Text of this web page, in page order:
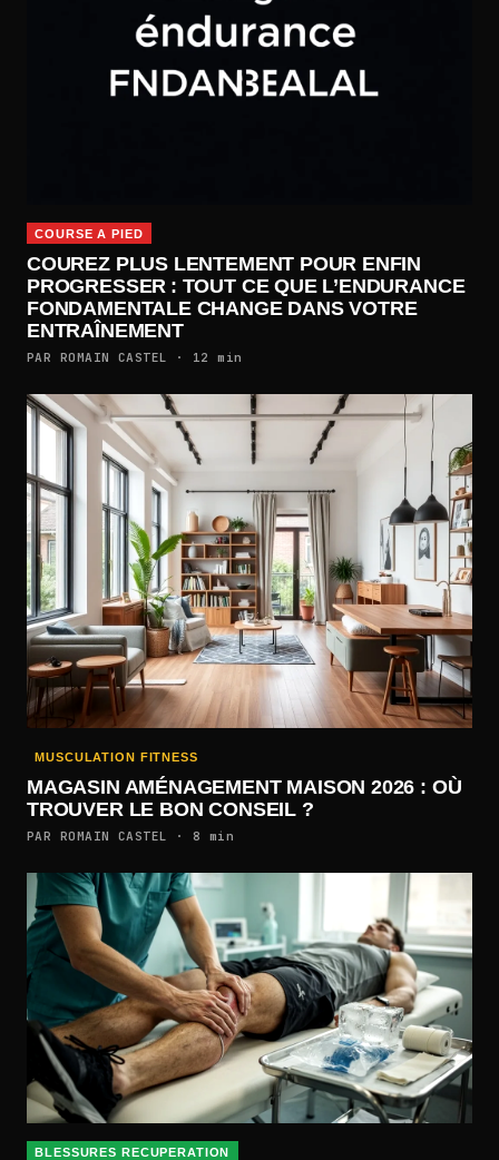
COURSE A PIED
COUREZ PLUS LENTEMENT POUR ENFIN
PROGRESSER : TOUT CE QUE L’ENDURANCE
FONDAMENTALE CHANGE DANS VOTRE
ENTRAÎNEMENT
PAR ROMAIN CASTEL · 12 min
MUSCULATION FITNESS
MAGASIN AMÉNAGEMENT MAISON 2026 : OÙ
TROUVER LE BON CONSEIL ?
PAR ROMAIN CASTEL · 8 min
BLESSURES RECUPERATION